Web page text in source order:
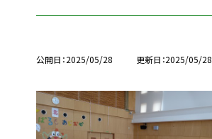
公開日 2025/05/28 更新日 2025/05/28